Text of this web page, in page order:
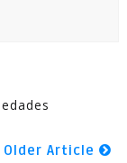
Older Article